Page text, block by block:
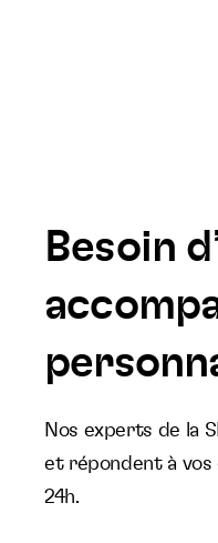
Besoin
Nos experts de la
et répondent à vos
24h.